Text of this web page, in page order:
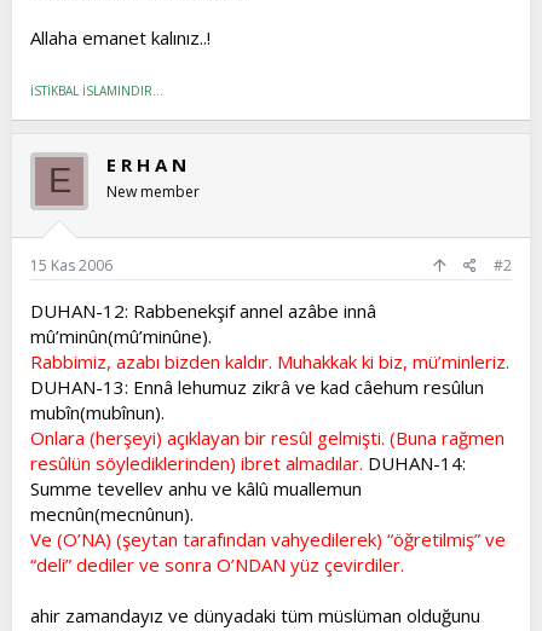
Allaha emanet kalınız..!
İSTİKBAL İSLAMINDIR...
E E R H A N
New member
15 Kas 2006 #2
DUHAN-12: Rabbenekşif annel azâbe innâ
mû’minûn(mû’minûne).
Rabbimiz, azabı bizden kaldır. Muhakkak ki biz, mü’minleriz.
DUHAN-13: Ennâ lehumuz zikrâ ve kad câehum resûlun
mubîn(mubînun).
Onlara (herşeyi) açıklayan bir resûl gelmişti. (Buna rağmen
resûlün söylediklerinden) ibret almadılar. DUHAN-14:
Summe tevellev anhu ve kâlû muallemun
mecnûn(mecnûnun).
Ve (O’NA) (şeytan tarafından vahyedilerek) “öğretilmiş” ve
“deli” dediler ve sonra O’NDAN yüz çevirdiler.
ahir zamandayız ve dünyadaki tüm müslüman olduğunu